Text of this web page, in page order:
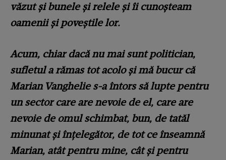
văzut și bunele și relele și îi cunoșteam
oamenii și poveștile lor.
Acum, chiar dacă nu mai sunt politician,
sufletul a rămas tot acolo și mă bucur că
Marian Vanghelie s-a întors să lupte pentru
un sector care are nevoie de el, care are
nevoie de omul schimbat, bun, de tatăl
minunat și înțelegător, de tot ce înseamnă
Marian, atât pentru mine, cât și pentru